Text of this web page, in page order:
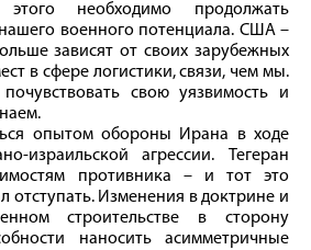
этого необходимо продолжать
нашего военного потенциала. США –
зависят от своих зарубежных
в сфере логистики, связи, чем мы.
свою уязвимость и
опытом обороны Ирана в ходе
израильской агрессии. Тегеран
противника – и тот это
отступать. Изменения в доктрине и
строительстве в сторону
наносить асимметричные